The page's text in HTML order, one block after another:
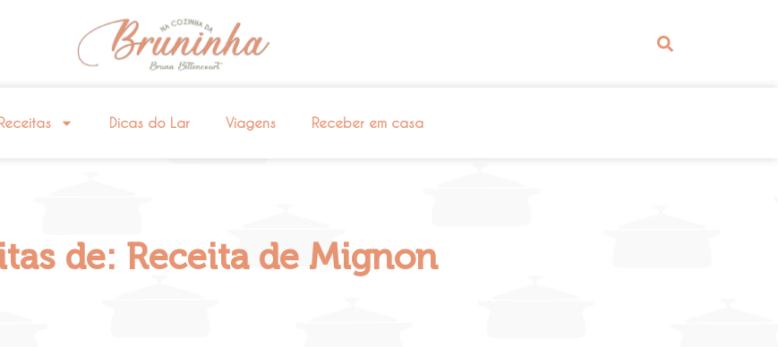
Receitas Dicas do Lar Viagens Receber em casa
de: Receita de Mignon